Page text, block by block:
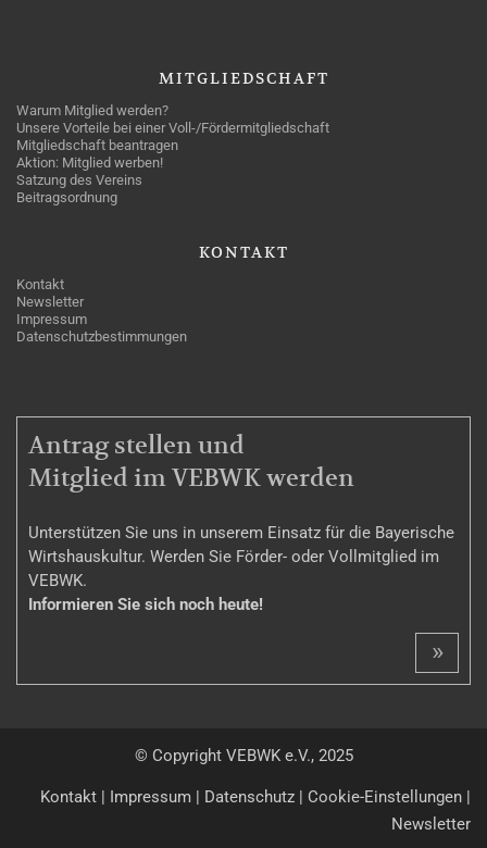
MITGLIEDSCHAFT
Warum Mitglied werden?
Unsere Vorteile bei einer Voll-/Fördermitgliedschaft
Mitgliedschaft beantragen
Aktion: Mitglied werben!
Satzung des Vereins
Beitragsordnung
KONTAKT
Kontakt
Newsletter
Impressum
Datenschutzbestimmungen
MITGLIEDSCHAFT
Antrag stellen und
Mitglied im VEBWK werden
Unterstützen Sie uns in unserem Einsatz für die Bayerische
Wirtshauskultur. Werden Sie Förder- oder Vollmitglied im
VEBWK.
Informieren Sie sich noch heute!
»
© Copyright VEBWK e.V., 2025
Kontakt | Impressum | Datenschutz | Cookie-Einstellungen |
Newsletter